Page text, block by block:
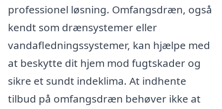
professionel løsning. Omfangsdræn, også
kendt som drænsystemer eller
vandafledningssystemer, kan hjælpe med
at beskytte dit hjem mod fugtskader og
sikre et sundt indeklima. At indhente
tilbud på omfangsdræn behøver ikke at